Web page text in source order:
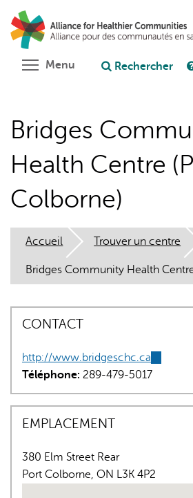
Aller
au
contenu
principal
Poser une question
L'IA peut afficher des informations
Menu Toggle menu
Rechercher
Bridges
Health Centre
Colborne)
Accueil Trouver un centre
Bridges Community Health
CONTACT
http://www.bridgeschc.ca
is
external)
Téléphone: 289-479-5017
EMPLACEMENT
380 Elm Street Rear
Port Colborne, ON L3K 4P2